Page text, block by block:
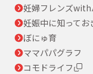
妊婦フレンズwith
妊娠中に知ってお
ぼにゅ育
ママパパグラフ
コモドライフ